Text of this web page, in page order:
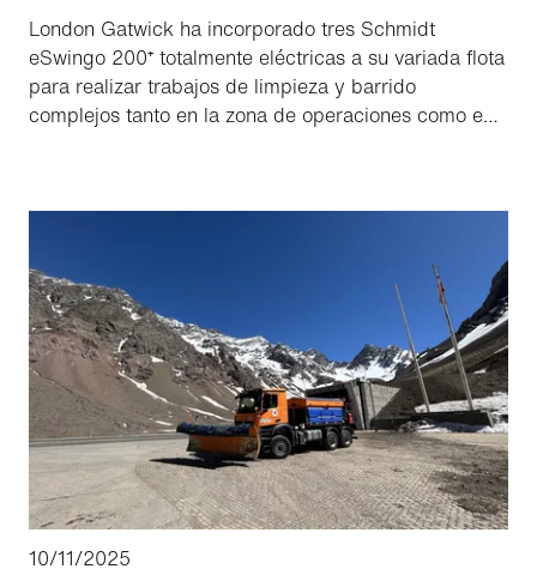
London Gatwick ha incorporado tres Schmidt
eSwingo 200⁺ totalmente eléctricas a su variada flota
para realizar trabajos de limpieza y barrido
complejos tanto en la zona de operaciones como en
10/11/2025